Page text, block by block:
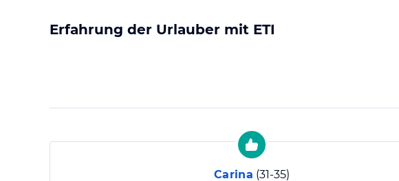
Erfahrung der Urlauber mit ETI
Carina (31-35)